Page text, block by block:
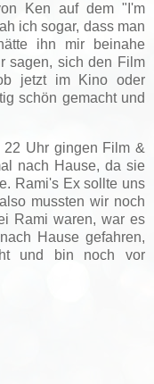
Ken auf dem "I'm
ich sogar, dass man
ihn mir beinahe
sagen, sich den Film
jetzt im Kino oder
schön gemacht und
22 Uhr gingen Film &
nach Hause, da sie
Rami's Ex sollte uns
mussten wir noch
Rami waren, war es
Hause gefahren,
und bin noch vor